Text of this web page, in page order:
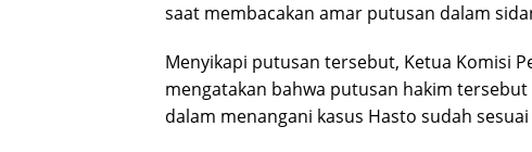
saat membacakan amar putusan dalam
Menyikapi putusan tersebut, Ketua Komisi
mengatakan bahwa putusan hakim
dalam menangani kasus Hasto sudah